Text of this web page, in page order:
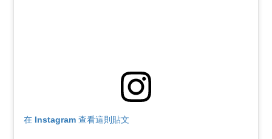
在 Instagram 查看這則貼文